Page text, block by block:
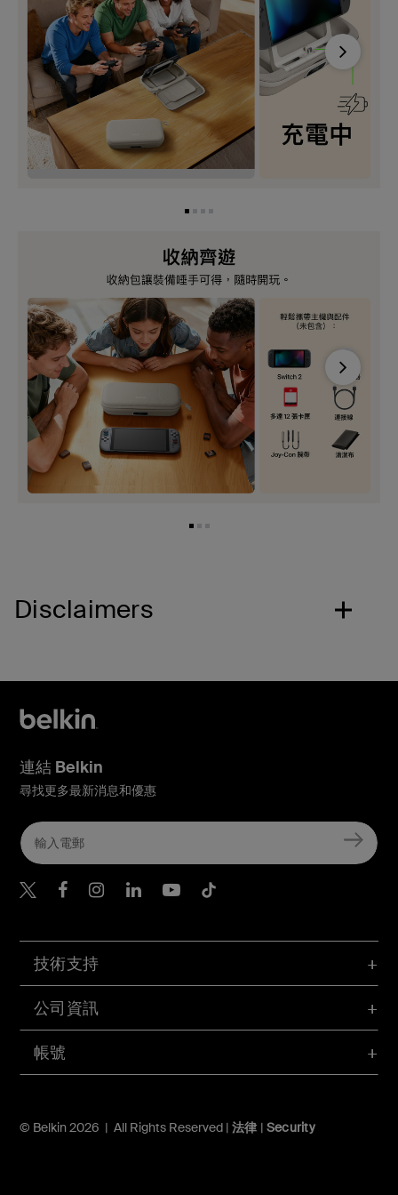
Next
Next
Disclaimers
帳號
技術支持
公司資訊
© Belkin 2026 | All Rights Reserved | 法律 | Security
連結 Belkin
尋找更多最新消息和優惠
Belkin Twitter
Belkin Hong Kong
Belkin Instagram
Belkin Hong Kong
Belkin Youtube
Belkin TikTok